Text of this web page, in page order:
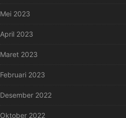
Mei 2023
April 2023
Maret 2023
Februari 2023
Desember 2022
Oktober 2022